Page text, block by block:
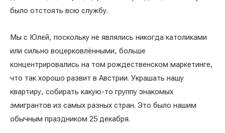
было отстоять всю службу.
Мы с Юлей, поскольку не являлись никогда католиками
или сильно воцерковлёнными, больше
концентрировались на том рождественском маркетинге,
что так хорошо развит в Австрии. Украшать нашу
квартиру, собирать какую-то группу знакомых
эмигрантов из самых разных стран. Это было нашим
обычным праздником 25 декабря.